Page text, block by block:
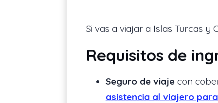
Si vas a viajar a Islas Turcas y
Requisitos de
Seguro de viajecon
asistencia al viajero